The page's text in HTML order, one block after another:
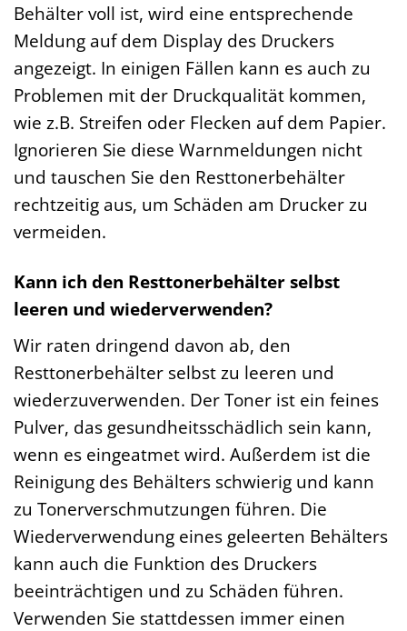
Behälter voll ist, wird eine entsprechende
Meldung auf dem Display des Druckers
angezeigt. In einigen Fällen kann es auch zu
Problemen mit der Druckqualität kommen,
wie z.B. Streifen oder Flecken auf dem Papier.
Ignorieren Sie diese Warnmeldungen nicht
und tauschen Sie den Resttonerbehälter
rechtzeitig aus, um Schäden am Drucker zu
vermeiden.
Kann ich den Resttonerbehälter selbst
leeren und wiederverwenden?
Wir raten dringend davon ab, den
Resttonerbehälter selbst zu leeren und
wiederzuverwenden. Der Toner ist ein feines
Pulver, das gesundheitsschädlich sein kann,
wenn es eingeatmet wird. Außerdem ist die
Reinigung des Behälters schwierig und kann
zu Tonerverschmutzungen führen. Die
Wiederverwendung eines geleerten Behälters
kann auch die Funktion des Druckers
beeinträchtigen und zu Schäden führen.
Verwenden Sie stattdessen immer einen